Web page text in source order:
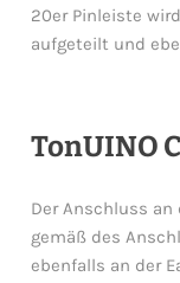
20er Pinleiste
aufgeteilt und
TonUINO
Der Anschluss an
gemäß des
ebenfalls an der